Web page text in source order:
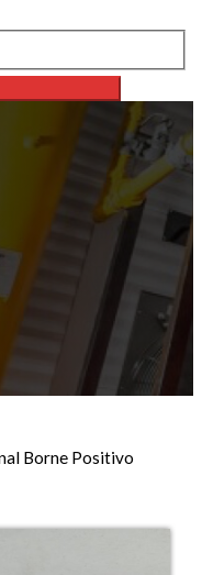
Borne Positivo